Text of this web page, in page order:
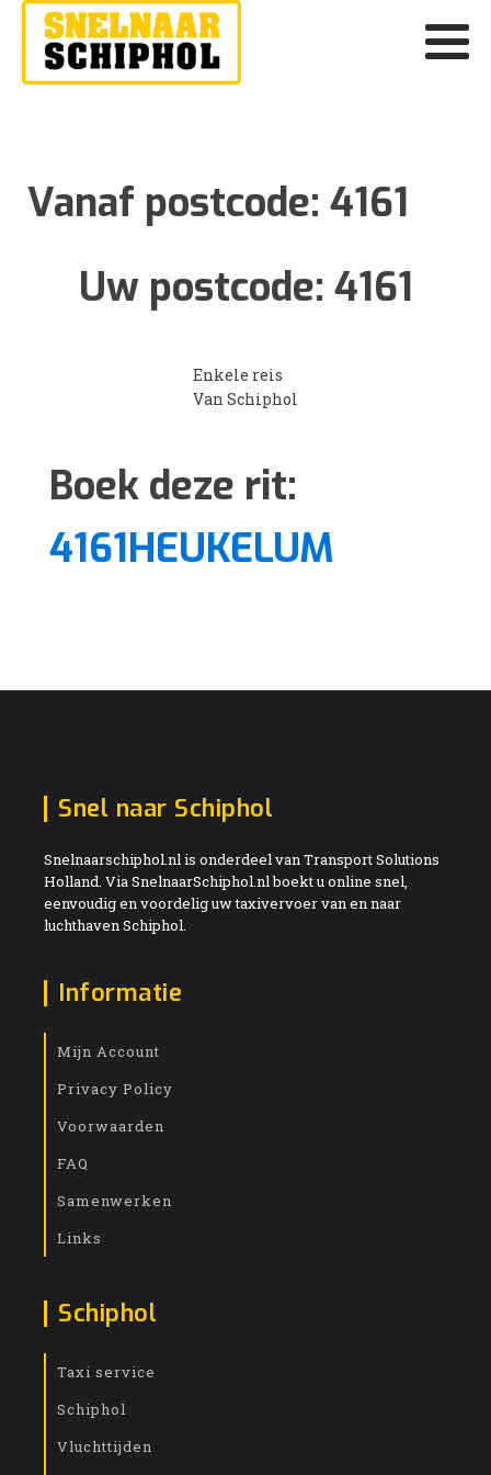
Vanaf postcode: 4161
Uw postcode: 4161
Enkele reis
Van Schiphol
Boek deze rit:
4161HEUKELUM
Snel naar Schiphol
Snelnaarschiphol.nl is onderdeel van Transport Solutions
Holland. Via SnelnaarSchiphol.nl boekt u online snel,
eenvoudig en voordelig uw taxivervoer van en naar
luchthaven Schiphol.
Informatie
Mijn Account
Privacy Policy
Voorwaarden
FAQ
Samenwerken
Links
Schiphol
Taxi service
Schiphol
Vluchttijden